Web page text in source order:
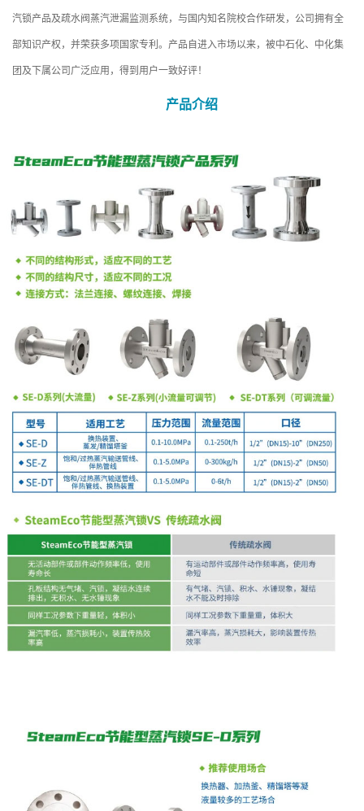
汽锁产品及疏水阀蒸汽泄漏监测系统，与国内知名院校合作研发，公司拥有全
部知识产权，并荣获多项国家专利。产品自进入市场以来，被中石化、中化集
团及下属公司广泛应用，得到用户一致好评！
产品介绍